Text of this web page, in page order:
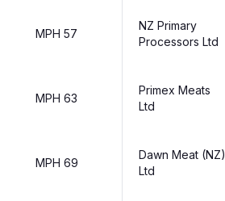
MPH 57
NZ Primary
Processors Ltd
MPH 63
Primex Meats
Ltd
MPH 69
Dawn Meat (NZ)
Ltd